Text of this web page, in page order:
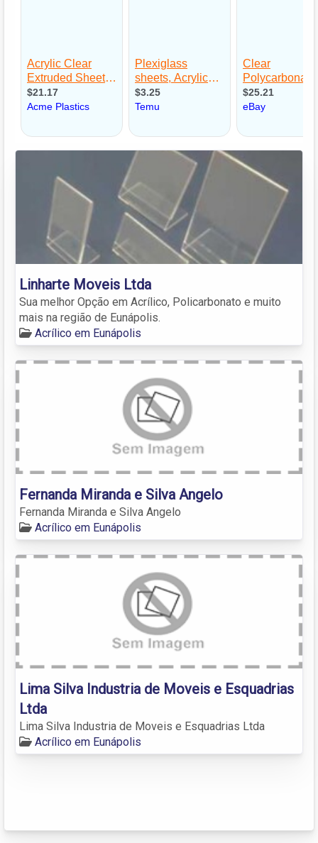
Linharte Moveis Ltda
Sua melhor Opção em Acrílico, Policarbonato e muito
mais na região de Eunápolis.
Acrílico em Eunápolis
Fernanda Miranda e Silva Angelo
Fernanda Miranda e Silva Angelo
Acrílico em Eunápolis
Lima Silva Industria de Moveis e Esquadrias
Ltda
Lima Silva Industria de Moveis e Esquadrias Ltda
Acrílico em Eunápolis